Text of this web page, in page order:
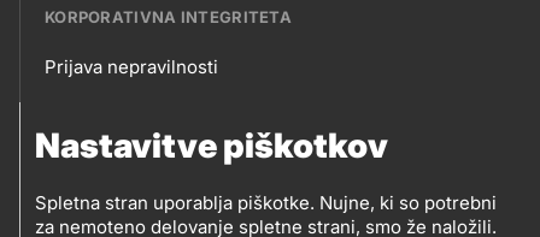
Nastavitve piškotkov
Spletna stran uporablja piškotke. Nujne, ki so potrebni
za nemoteno delovanje spletne strani, smo že naložili.
KORPORATIVNA INTEGRITETA
integriteta
Prijava nepravilnosti
SLEDITE NAM
Prodajna mesta